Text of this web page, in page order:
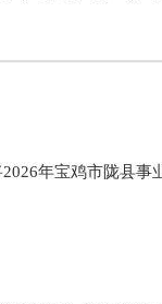
年宝鸡市陇县